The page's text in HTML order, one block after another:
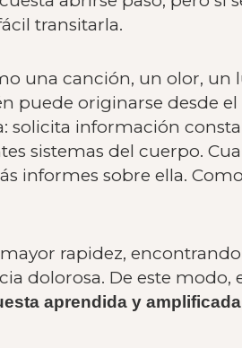
transitarla.
una canción, un olor, un
puede originarse desde
solicita información
sistemas del cuerpo.
informes sobre ella. Como
rapidez,
dolorosa. De este modo,
aprendida y amplificada